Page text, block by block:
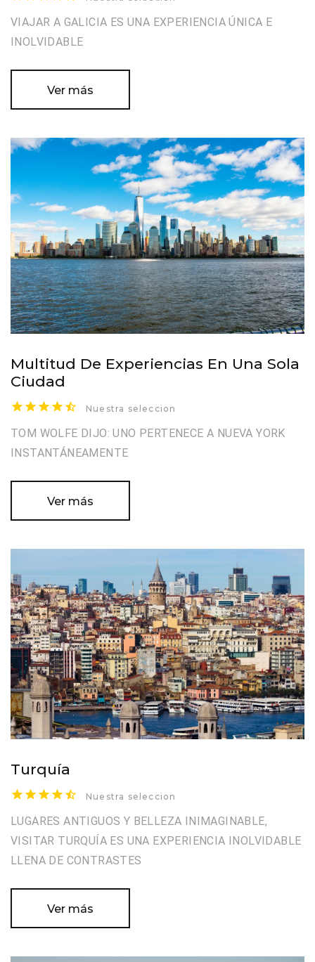
VIAJAR A GALICIA ES UNA EXPERIENCIA ÚNICA E
INOLVIDABLE
Ver más
Multitud De Experiencias En Una Sola
Ciudad
Nuestra seleccion
TOM WOLFE DIJO: UNO PERTENECE A NUEVA YORK
INSTANTÁNEAMENTE
Ver más
Turquía
Nuestra seleccion
LUGARES ANTIGUOS Y BELLEZA INIMAGINABLE,
VISITAR TURQUÍA ES UNA EXPERIENCIA INOLVIDABLE
LLENA DE CONTRASTES
Ver más